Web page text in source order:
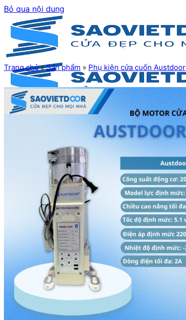
Bỏ qua nội dung
Giới thiệu
Sản phẩm
Cửa cuốn
Cửa kính
Cửa nhôm
Vách kính
Trang chủ»Sản phẩm » Phụ kiện cửa cuốn Austdoor